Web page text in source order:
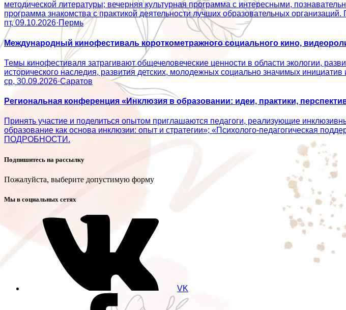
методической литературы; вечерняя культурная программа с интересными,
программа знакомства с практикой деятельности лучших образовательных
пт, 09.10.2026·Пермь
Международный кинофестиваль короткометражного социального кино,
Темы кинофестиваля затрагивают общечеловеческие ценности в области экологии,
исторического наследия, развития детских, молодежных социально значимых
ср, 30.09.2026·Саратов
Региональная конференция «Инклюзия в образовании: идеи, практики,
Принять участие и поделиться опытом приглашаются педагоги, реализующие
образование как основа инклюзии: опыт и стратегии»; «Психолого‑педагогическая
ПОДРОБНОСТИ.
Подпишитесь на рассылку
Пожалуйста, выберите допустимую форму
Мы в социальных сетях
VK